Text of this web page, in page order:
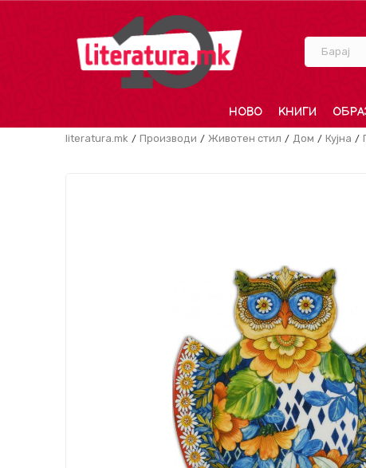
Барај
НОВО КНИГИ
literatura.mk Производи Животен стил Дом Кујна